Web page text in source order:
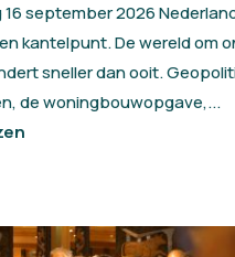
16 september 2026
kantelpunt. De wereld om
sneller dan ooit.
de woningbouwopgave,...